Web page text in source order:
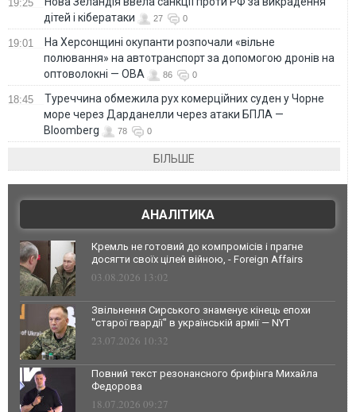
19:25
дітей і кібератаки
27 0
19:01
На Херсонщині окупанти розпочали «вільне
полювання» на автотранспорт за допомогою дронів на
оптоволокні — ОВА
86 0
18:45
Туреччина обмежила рух комерційних суден у Чорне
море через Дарданелли через атаки БПЛА —
Bloomberg
78 0
БІЛЬШЕ
АНАЛІТИКА
Кремль не готовий до компромісів і прагне
досягти своїх цілей війною, - Foreign Affairs
03.08.2026 13:02
Звільнення Сирського знаменує кінець епохи
"старої гвардії" в українській армії — NYT
23.07.2026 10:32
Повний текст резонансного брифінга Михайла
Федорова
18.07.2026 09:27